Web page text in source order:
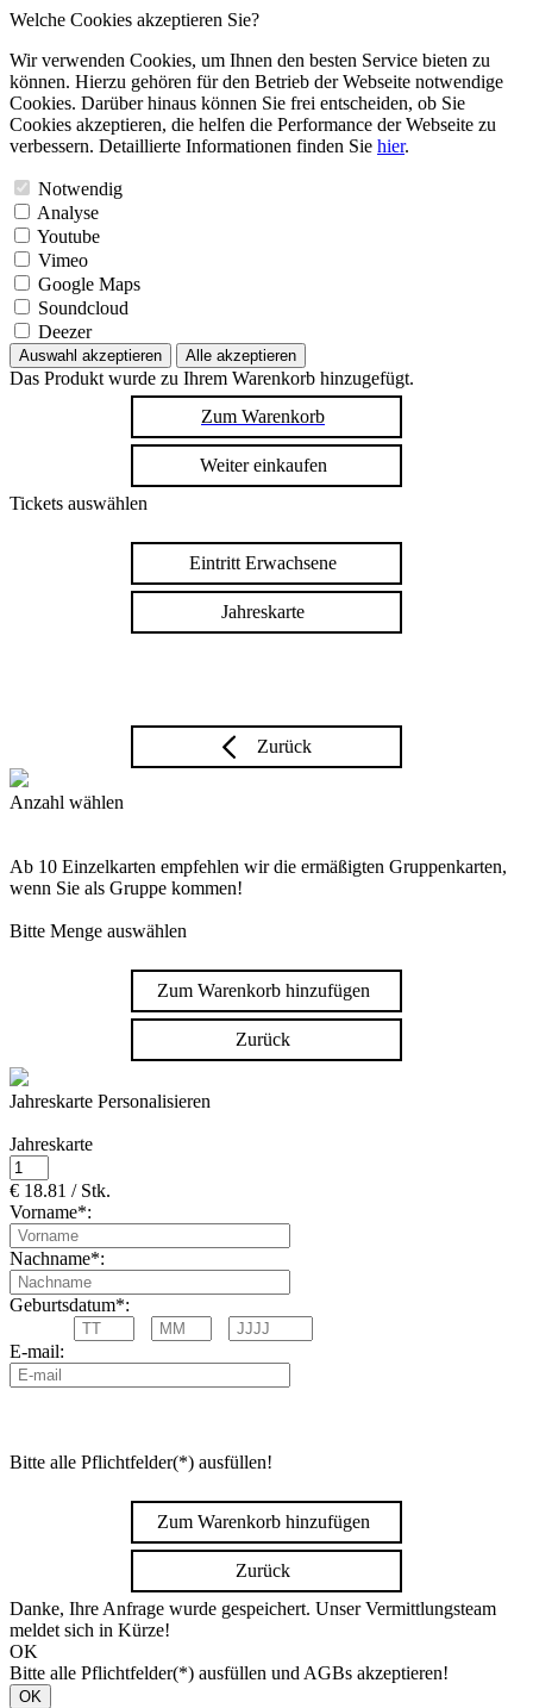
Welche Cookies akzeptieren Sie?
Wir verwenden Cookies, um Ihnen den besten Service bieten zu
können. Hierzu gehören für den Betrieb der Webseite notwendige
Cookies. Darüber hinaus können Sie frei entscheiden, ob Sie
Cookies akzeptieren, die helfen die Performance der Webseite zu
verbessern. Detaillierte Informationen finden Sie hier.
Notwendig
Analyse
Youtube
Vimeo
Google Maps
Soundcloud
Deezer
Auswahl akzeptieren Alle akzeptieren
Das Produkt wurde zu Ihrem Warenkorb hinzugefügt.
Zum Warenkorb
Weiter einkaufen
Tickets auswählen
Eintritt Erwachsene
Jahreskarte
Zurück
Anzahl wählen
Ab 10 Einzelkarten empfehlen wir die ermäßigten Gruppenkarten,
wenn Sie als Gruppe kommen!
Bitte Menge auswählen
Zum Warenkorb hinzufügen
Zurück
Jahreskarte Personalisieren
Jahreskarte
€ 18.81 / Stk.
Vorname*:
Nachname*:
Geburtsdatum*:
E-mail:
Bitte alle Pflichtfelder(*) ausfüllen!
Zum Warenkorb hinzufügen
Zurück
Danke, Ihre Anfrage wurde gespeichert. Unser Vermittlungsteam
meldet sich in Kürze!
OK
Bitte alle Pflichtfelder(*) ausfüllen und AGBs akzeptieren!
OK